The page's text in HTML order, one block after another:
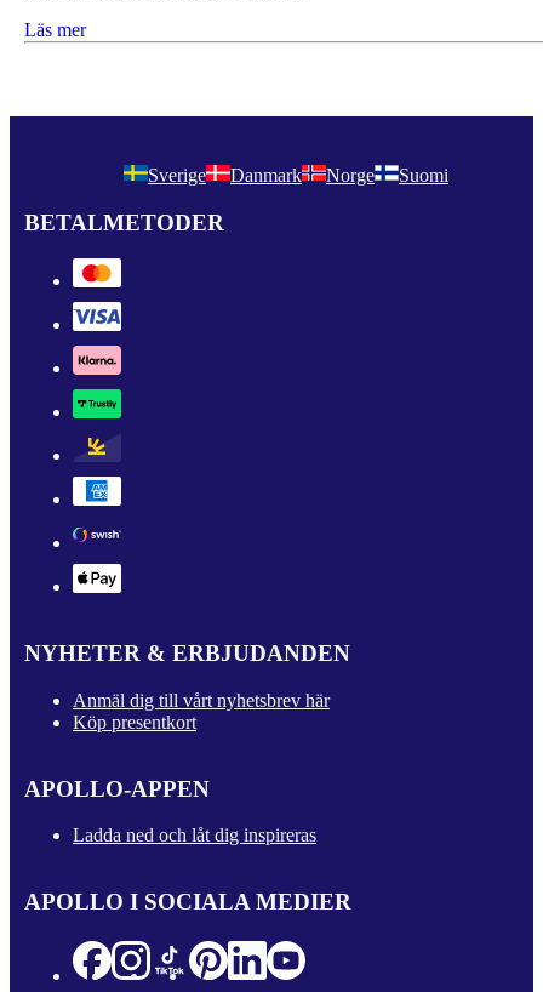
Läs mer
Sverige Danmark Norge Suomi
BETALMETODER
NYHETER & ERBJUDANDEN
Anmäl dig till vårt nyhetsbrev här
Köp presentkort
APOLLO-APPEN
Ladda ned och låt dig inspireras
APOLLO I SOCIALA MEDIER